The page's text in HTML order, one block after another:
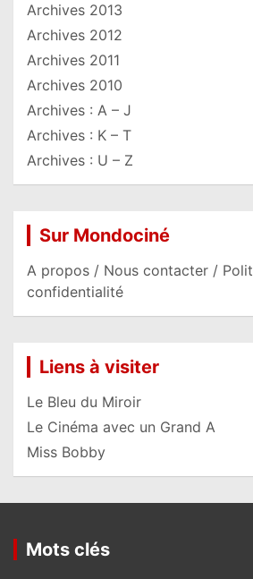
Archives 2013
Archives 2012
Archives 2011
Archives 2010
Archives : A – J
Archives : K – T
Archives : U – Z
Sur Mondociné
A propos / Nous contacter /
confidentialité
Liens à visiter
Le Bleu du Miroir
Le Cinéma avec un Grand A
Miss Bobby
Mots clés